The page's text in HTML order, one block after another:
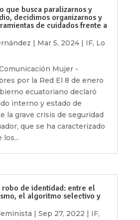
que busca paralizarnos y
decidimos organizarnos y
de cuidados frente a
| Mar 5, 2024| IF, Lo
Mujer -
por la Red El 8 de enero
ecuatoriano declaró
interno y estado de
la grave crisis de seguridad
que se ha caracterizado
los...
robo de identidad: entre el
el algoritmo selectivo y
Sep 27, 2022 IF,